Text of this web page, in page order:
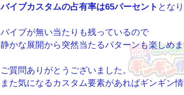
バイブカスタムの占有率は65パーセント とな
バイブが無い当たりも残っているので
静かな展開から突然当たるパターンも楽しめ
ご質問ありがとうございました。
また気になるカスタム要素があればギンギン